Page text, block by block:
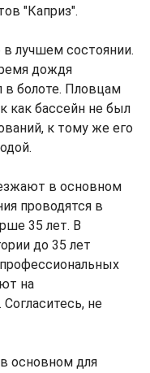
"Каприз".
лучшем состоянии.
дождя
в болоте. Пловцам
как бассейн не был
к тому же его
в основном
проводятся в
35 лет. В
до 35 лет
на
не
основном для